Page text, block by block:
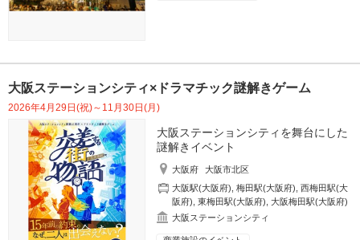
大阪ステーションシティ×ドラマチック謎解きゲーム
2026年4月29日(祝)～11月30日(月)
大阪ステーションシティを舞台にした
謎解きイベント
大阪府
大阪市北区
大阪駅(大阪府) ,梅田駅(大阪府) ,西梅田駅(大
阪府) ,東梅田駅(大阪府) ,大阪梅田駅(大阪府)
大阪ステーションシティ